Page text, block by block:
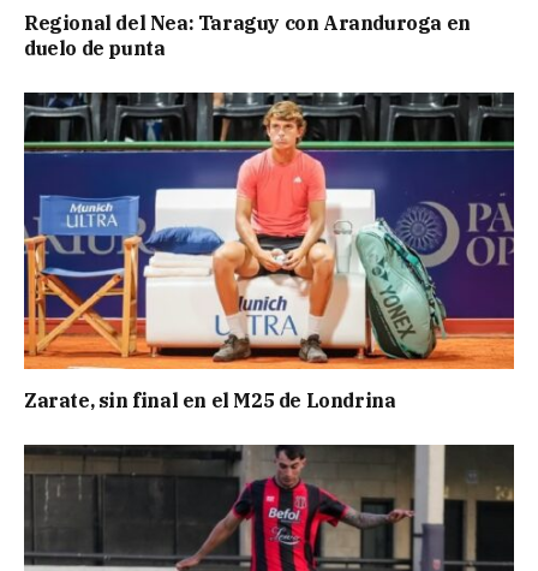
Regional del Nea: Taraguy con Aranduroga en
duelo de punta
Zarate, sin final en el M25 de Londrina